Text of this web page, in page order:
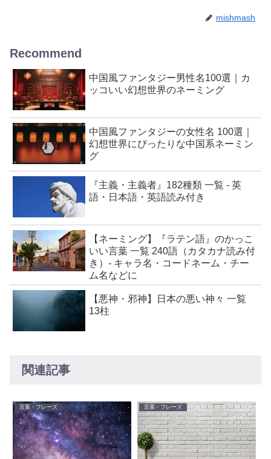
mishmash
Recommend
中国風ファンタジー男性名100選｜カ
ッコいい幻想世界のネーミング
中国風ファンタジーの女性名 100選｜
幻想世界にぴったりな中国系ネーミン
グ
『主義・主義者』182種類 一覧 - 英
語・日本語・英語読み付き
【ネーミング】『ラテン語』のかっこ
いい言葉 一覧 240語（カタカナ読み付
き）- キャラ名・コードネーム・チー
ム名などに
【悪神・邪神】日本の悪い神々 一覧
13柱
関連記事
言葉・フレーズ 言葉・フレーズ